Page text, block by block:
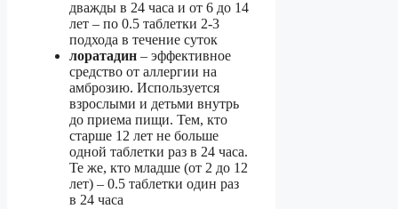
дважды в 24 часа и от 6 до 14
лет – по 0.5 таблетки 2-3
подхода в течение суток
лоратадин – эффективное
средство от аллергии на
амброзию. Используется
взрослыми и детьми внутрь
до приема пищи. Тем, кто
старше 12 лет не больше
одной таблетки раз в 24 часа.
Те же, кто младше (от 2 до 12
лет) – 0.5 таблетки один раз
в 24 часа